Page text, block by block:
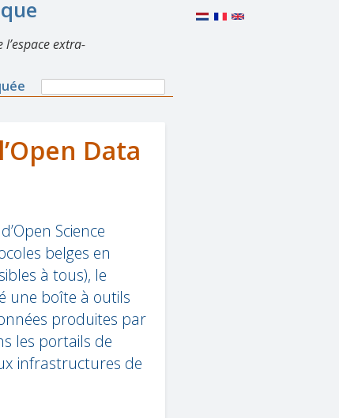
extra-
Search
Search
Data
Science
belges en
à tous), le
une boîte à outils
produites par
les portails de
infrastructures de